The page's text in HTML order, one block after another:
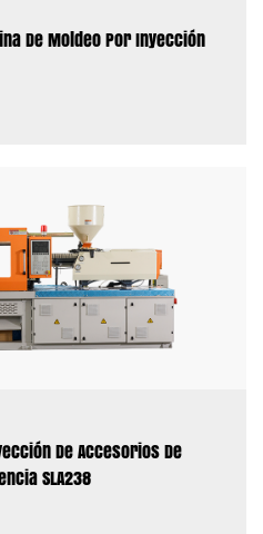
De Moldeo Por Inyección
De Accesorios De
SLA238